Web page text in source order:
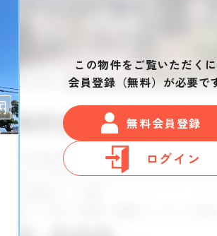
この物件をご覧いただく
会員登録（無料）が必要で
無料会員登録
ログイン